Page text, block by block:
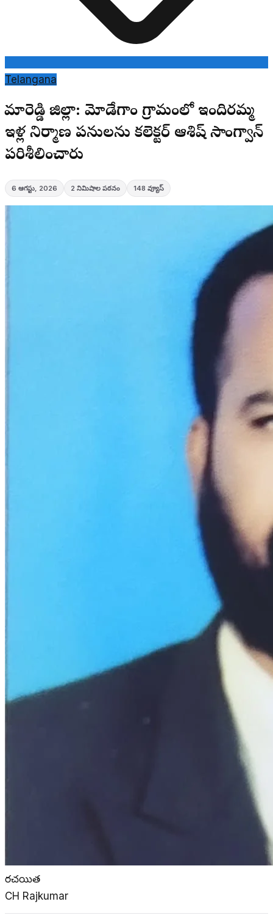
Telangana
కామారెడ్డి జిల్లా: మోడేగాం గ్రామంలో ఇందిరమ్మ
ఇళ్ల నిర్మాణ పనులను కలెక్టర్ ఆశిష్ సాంగ్వాన్
పరిశీలించారు
6 ఆగస్టు, 2026 2 నిమిషాల పఠనం 148 వ్యూస్
రచయిత
CH Rajkumar